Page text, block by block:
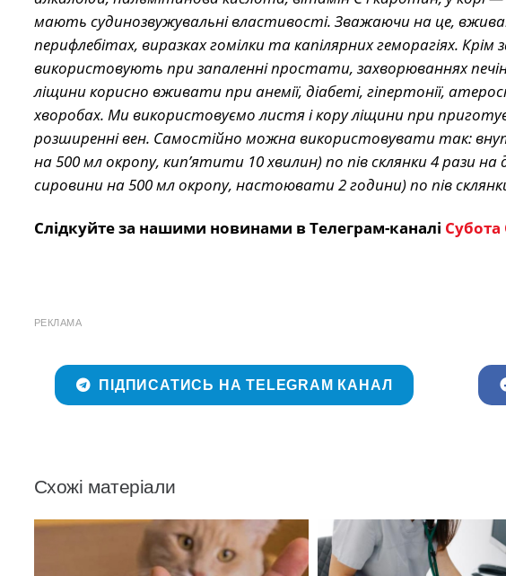
мають судинозвужувальні властивості. Зважаючи на це,
перифлебітах, виразках гомілки та капілярних геморагіях.
використовують при запаленні простати, захворюваннях
ліщини корисно вживати при анемії, діабеті, гіпертонії,
хворобах. Ми використовуємо листя і кору ліщини при
розширенні вен. Самостійно можна використовувати так:
на 500 мл окропу, кип’ятити 10 хвилин) по пів склянки 4 рази
сировини на 500 мл окропу, настоювати 2 години) по пів
Слідкуйте за нашими новинами в Телеграм-каналі
РЕКЛАМА
ПІДПИСАТИСЬ НА TELEGRAM КАНАЛ
Схожі матеріали